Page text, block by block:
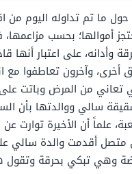
حول ما تم تداوله اليوم من
أموالها؛ بحسب
وأدانه، على اعتبار أنها
أخرى، وآخرون تعاطفوا مع
تعاني من المرض وباتت
سالي ووالدتها بأن
علماً أن الأخيرة توارت عن
متصل أقدمت والدة سالي
وهي تبكي بحرقة